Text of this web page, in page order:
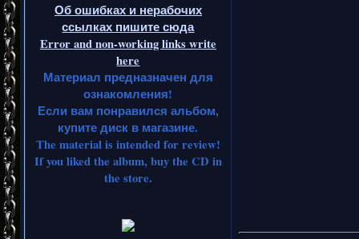
Об ошибках и нерабочих
ссылках пишите сюда
Error and non-working links write
here
Материал предназначен для
ознакомления!
Если вам понравился альбом,
купите диск в магазине.
The material is intended for review!
If you liked the album, buy the CD in
the store.